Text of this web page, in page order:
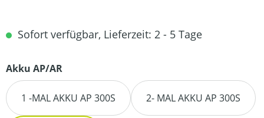
Sofort verfügbar, Lieferzeit: 2 - 5 Tage
Akku AP/AR
1 -MAL AKKU AP 300S 2- MAL AKKU AP 300S